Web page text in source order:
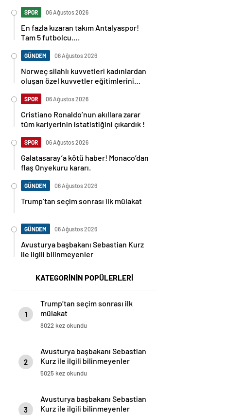
SPOR 06 Ağustos 2026
En fazla kızaran takım Antalyaspor!
Tam 5 futbolcu….
GÜNDEM 06 Ağustos 2026
Norweç silahlı kuvvetleri kadınlardan
oluşan özel kuvvetler eğitimlerini
SPOR 06 Ağustos 2026
Cristiano Ronaldo’nun akıllara zarar
tüm kariyerinin istatistiğini çıkardık !
SPOR 06 Ağustos 2026
Galatasaray’a kötü haber! Monaco’dan
flaş Onyekuru kararı.
GÜNDEM 06 Ağustos 2026
Trump’tan seçim sonrası ilk mülakat
GÜNDEM 06 Ağustos 2026
Avusturya başbakanı Sebastian Kurz
ile ilgili bilinmeyenler
KATEGORİNİN POPÜLERLERİ
1
Trump’tan seçim sonrası ilk
mülakat
8022 kez okundu
2
Avusturya başbakanı Sebastian
Kurz ile ilgili bilinmeyenler
5025 kez okundu
3
Avusturya başbakanı Sebastian
Kurz ile ilgili bilinmeyenler